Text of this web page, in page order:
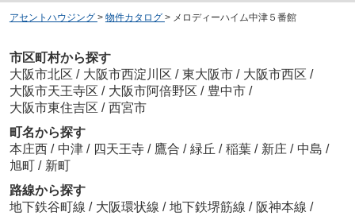
アセントハウジング > 物件カタログ > メロディーハイム中津５番館
市区町村から探す
大阪市北区 / 大阪市西淀川区 / 東大阪市 / 大阪市西区 /
大阪市天王寺区 / 大阪市阿倍野区 / 豊中市 /
大阪市東住吉区 / 西宮市
町名から探す
本庄西 / 中津 / 四天王寺 / 鷹合 / 緑丘 / 稲葉 / 新庄 / 中島 /
旭町 / 新町
路線から探す
地下鉄谷町線 / 大阪環状線 / 地下鉄堺筋線 / 阪神本線 /